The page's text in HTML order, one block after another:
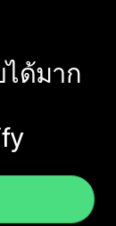
ได้มาก